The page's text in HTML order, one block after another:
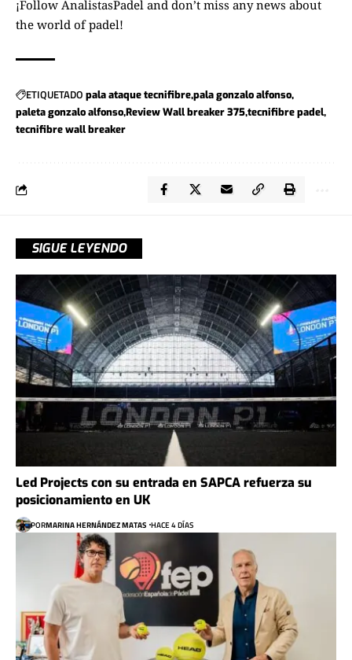
¡Follow AnalistasPadel and don’t miss any news about
the world of padel!
ETIQUETADO pala ataque tecnifibrepala gonzalo alfonso
paleta gonzalo alfonsoReview Wall breaker 375tecnifibre padel
tecnifibre wall breaker
SIGUE LEYENDO
Led Projects con su entrada en SAPCA refuerza su
posicionamiento en UK
PORMARINA HERNÁNDEZ MATAS HACE 4 DÍAS